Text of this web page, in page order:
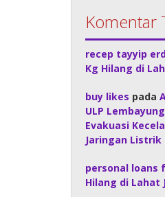
Komentar
recep tayyip
Kg Hilang di
buy likes pada
ULP
Evakuasi
Jaringan Listrik
personal loans
Hilang di Lahat